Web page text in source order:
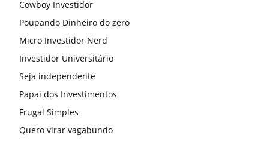
Cowboy Investidor
Poupando Dinheiro do zero
Micro Investidor Nerd
Investidor Universitário
Seja independente
Papai dos Investimentos
Frugal Simples
Quero virar vagabundo